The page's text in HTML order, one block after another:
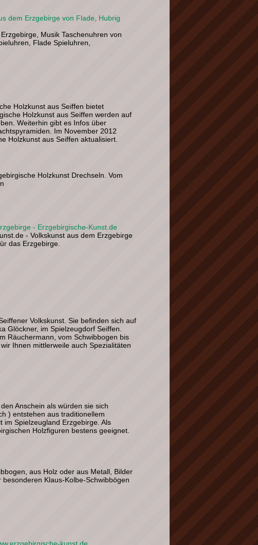
dem Erzgebirge von Flade, Hubrig
Musik Taschenuhren von
Flade Spieluhren,
Holzkunst aus Seiffen bietet
Holzkunst aus Seiffen werden auf
Weiterhin gibt es Infos über
Im November 2012
Holzkunst aus Seiffen aktualisiert.
Holzkunst Drechseln. Vom
- Erzgebirgische-Kunst.de
- Volkskunst aus dem Erzgebirge
das Erzgebirge.
Volkskunst. Sie befinden sich auf
Glöckner, im Spielzeugdorf Seiffen.
Räuchermann, vom Schwibbogen bis
Ihnen mittlerweile auch Spezialitäten
Anschein als würden sie sich
) entstehen aus traditionellem
im Spielzeugland Erzgebirge. Als
Holzfiguren bestens geeignet.
aus Holz oder aus Metall, Bilder
Klaus-Kolbe-Schwibbögen